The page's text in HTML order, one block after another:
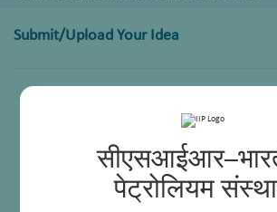
पेट्रोलियम
Submit/Upload Your Idea